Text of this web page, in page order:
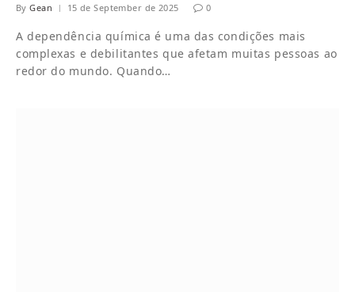
By Gean 15 de September de 2025 0
A dependência química é uma das condições mais
complexas e debilitantes que afetam muitas pessoas ao
redor do mundo. Quando…